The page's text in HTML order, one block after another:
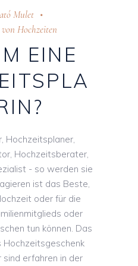
Mulet
Hochzeiten
EINE
Hochzeitsplaner,
Hochzeitsberater,
- so werden sie
ist das Beste,
oder für die
oder
tun können. Das
Hochzeitsgeschenk
sind erfahren in der